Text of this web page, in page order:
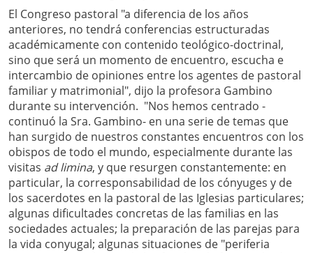
El Congreso pastoral "a diferencia de los años
anteriores, no tendrá conferencias estructuradas
académicamente con contenido teológico-doctrinal,
sino que será un momento de encuentro, escucha e
intercambio de opiniones entre los agentes de pastoral
familiar y matrimonial", dijo la profesora Gambino
durante su intervención. "Nos hemos centrado -
continuó la Sra. Gambino- en una serie de temas que
han surgido de nuestros constantes encuentros con los
obispos de todo el mundo, especialmente durante las
visitas ad limina, y que resurgen constantemente: en
particular, la corresponsabilidad de los cónyuges y de
los sacerdotes en la pastoral de las Iglesias particulares;
algunas dificultades concretas de las familias en las
sociedades actuales; la preparación de las parejas para
la vida conyugal; algunas situaciones de "periferia